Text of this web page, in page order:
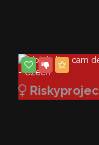
Riskyprojec